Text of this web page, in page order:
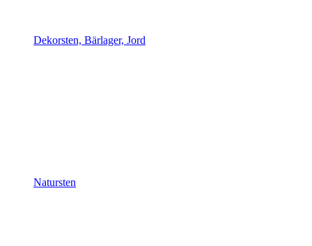
Dekorsten, Bärlager, Jord
Natursten